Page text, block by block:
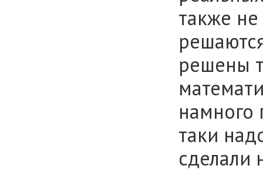
также
решены
намного
таки
сделали